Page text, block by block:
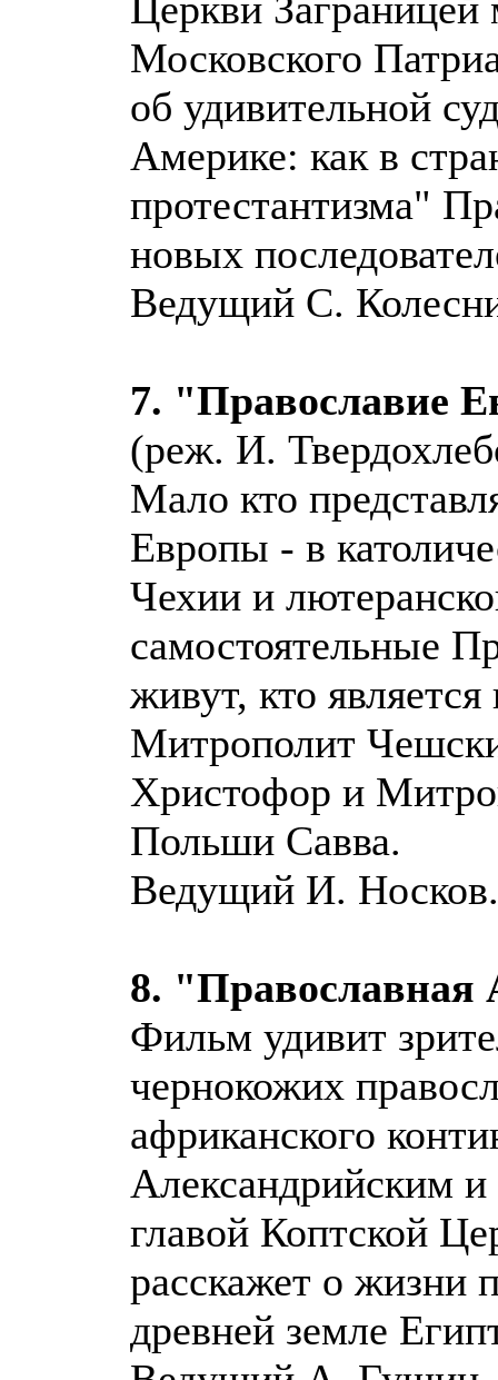
Московского
об удивительной
Америке: как в
протестантизма"
новых
Ведущий С.
7. "Православие
(реж. И.
Мало кто
Европы - в
Чехии и
самостоятельные
живут, кто
Митрополит
Христофор и
Польши Савва.
Ведущий И. Носков.
8.
Фильм удивит
чернокожих
африканского
Александрийским
главой Коптской
расскажет о жизни
древней земле